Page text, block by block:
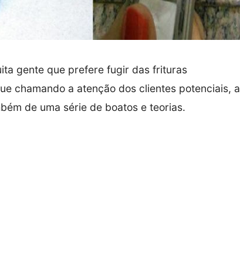
gente que prefere fugir das frituras
chamando a atenção dos clientes potenciais, a
de uma série de boatos e teorias.